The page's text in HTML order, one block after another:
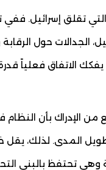
تقلق إسرائيل.
الجدالات حول
الاتفاق فعلياً قدرة
من الإدراك بأن
المدى. لذلك،
وهي تحتفظ بالبنى